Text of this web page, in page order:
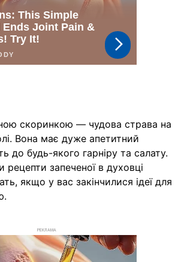
скоринкою — чудова страва на
Вона має дуже апетитний
до будь-якого гарніру та салату.
рецепти запеченої в духовці
якщо у вас закінчилися ідеї для
РЕКЛАМА